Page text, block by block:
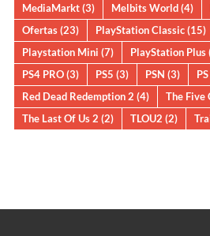
MediaMarkt(3) Melbits World(4)
Ofertas(23) PlayStation Classic(15)
Playstation Mini (7) PlayStation Plus
PS4 PRO(3) PS5 (3) PSN (3)
Red Dead Redemption 2 (4) The Five
The Last Of Us 2 (2) TLOU2 (2)